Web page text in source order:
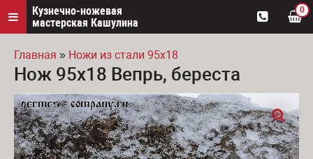
Кузнечно-ножевая
мастерская Кашулина
0
Вы здесь
Главная » Ножи из стали 95х18
Нож 95х18 Вепрь, береста